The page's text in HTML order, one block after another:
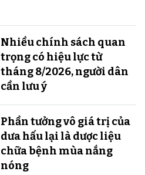
Nhiều chính sách quan
trọng có hiệu lực từ
tháng 8/2026, người dân
cần lưu ý
Phần tưởng vô giá trị của
dưa hấu lại là dược liệu
chữa bệnh mùa nắng
nóng